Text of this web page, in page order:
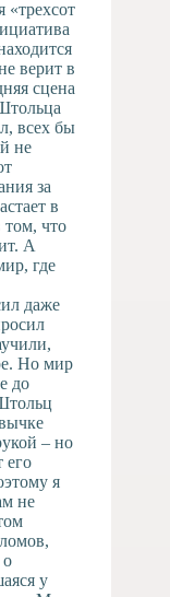
«трехсот
верит в
сцена
всех бы
не
за
в
том, что
А
где
даже
Но мир
до
– но
его
я
не
о
у